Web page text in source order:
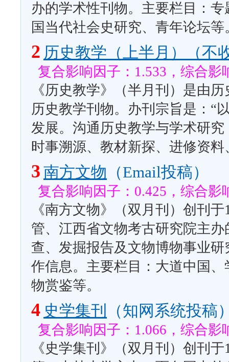
办的学术性刊物。主要栏目：
国当代社会史研究、青年论坛等
2 历史教学（上半月）（不
复合影响因子：1.533，综合影
《历史教学》（半月刊）是由
历史教学刊物。办刊宗旨是：“
发展。沟通历史教学与学术研
时事溯源、教材新探、进修资
3 南方文物 （Email投稿）
复合影响因子：0.425，综合影
《南方文物》（双月刊）创刊
管、江西省文物考古研究院主
查、发掘报告及文物博物事业
作信息。主要栏目：大道中国
物赏鉴等。
4 史学集刊 （知网系统投稿
复合影响因子：1.066，综合影
《史学集刊》（双月刊）创刊